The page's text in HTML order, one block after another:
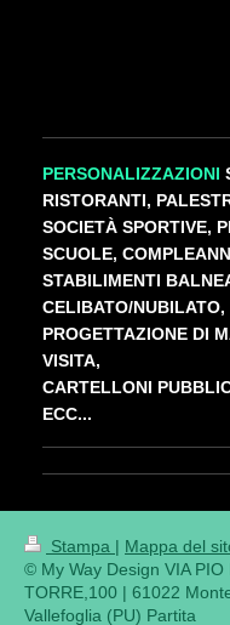
PERSONALIZZAZIONI
RISTORANTI,
SOCIETÀ SPORTIVE,
SCUOLE,
STABILIMENTI
CELIBATO/NUBILATO,
PROGETTAZIONE DI
VISITA,
CARTELLONI
ECC...
Stampa | Mappa del
© My Way Design VIA PIO
TORRE,100 | 61022
Vallefoglia (PU) Partita